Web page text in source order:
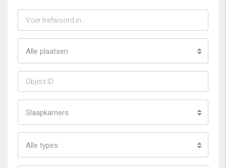
Alle plaatsen
Slaapkamers
Alle types